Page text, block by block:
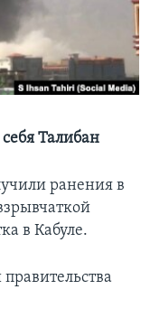
себя Талибан
ранения в
в Кабуле.